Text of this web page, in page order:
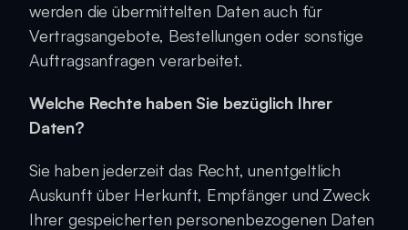
werden die übermittelten Daten auch für
Vertragsangebote, Bestellungen oder sonstige
Auftragsanfragen verarbeitet.
Welche Rechte haben Sie bezüglich Ihrer
Daten?
Sie haben jederzeit das Recht, unentgeltlich
Auskunft über Herkunft, Empfänger und Zweck
Ihrer gespeicherten personenbezogenen Daten